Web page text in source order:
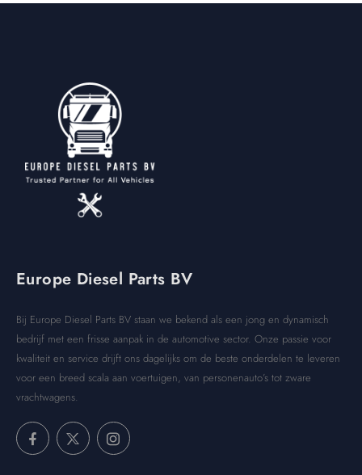
Europe Diesel Parts BV
Bij Europe Diesel Parts BV staan we bekend als een jong en dynamisch
bedrijf met een frisse aanpak in de automotive sector. Onze passie voor
kwaliteit en service drijft ons dagelijks om de beste onderdelen te leveren
voor een breed scala aan voertuigen, van personenauto’s tot zware
vrachtwagens.